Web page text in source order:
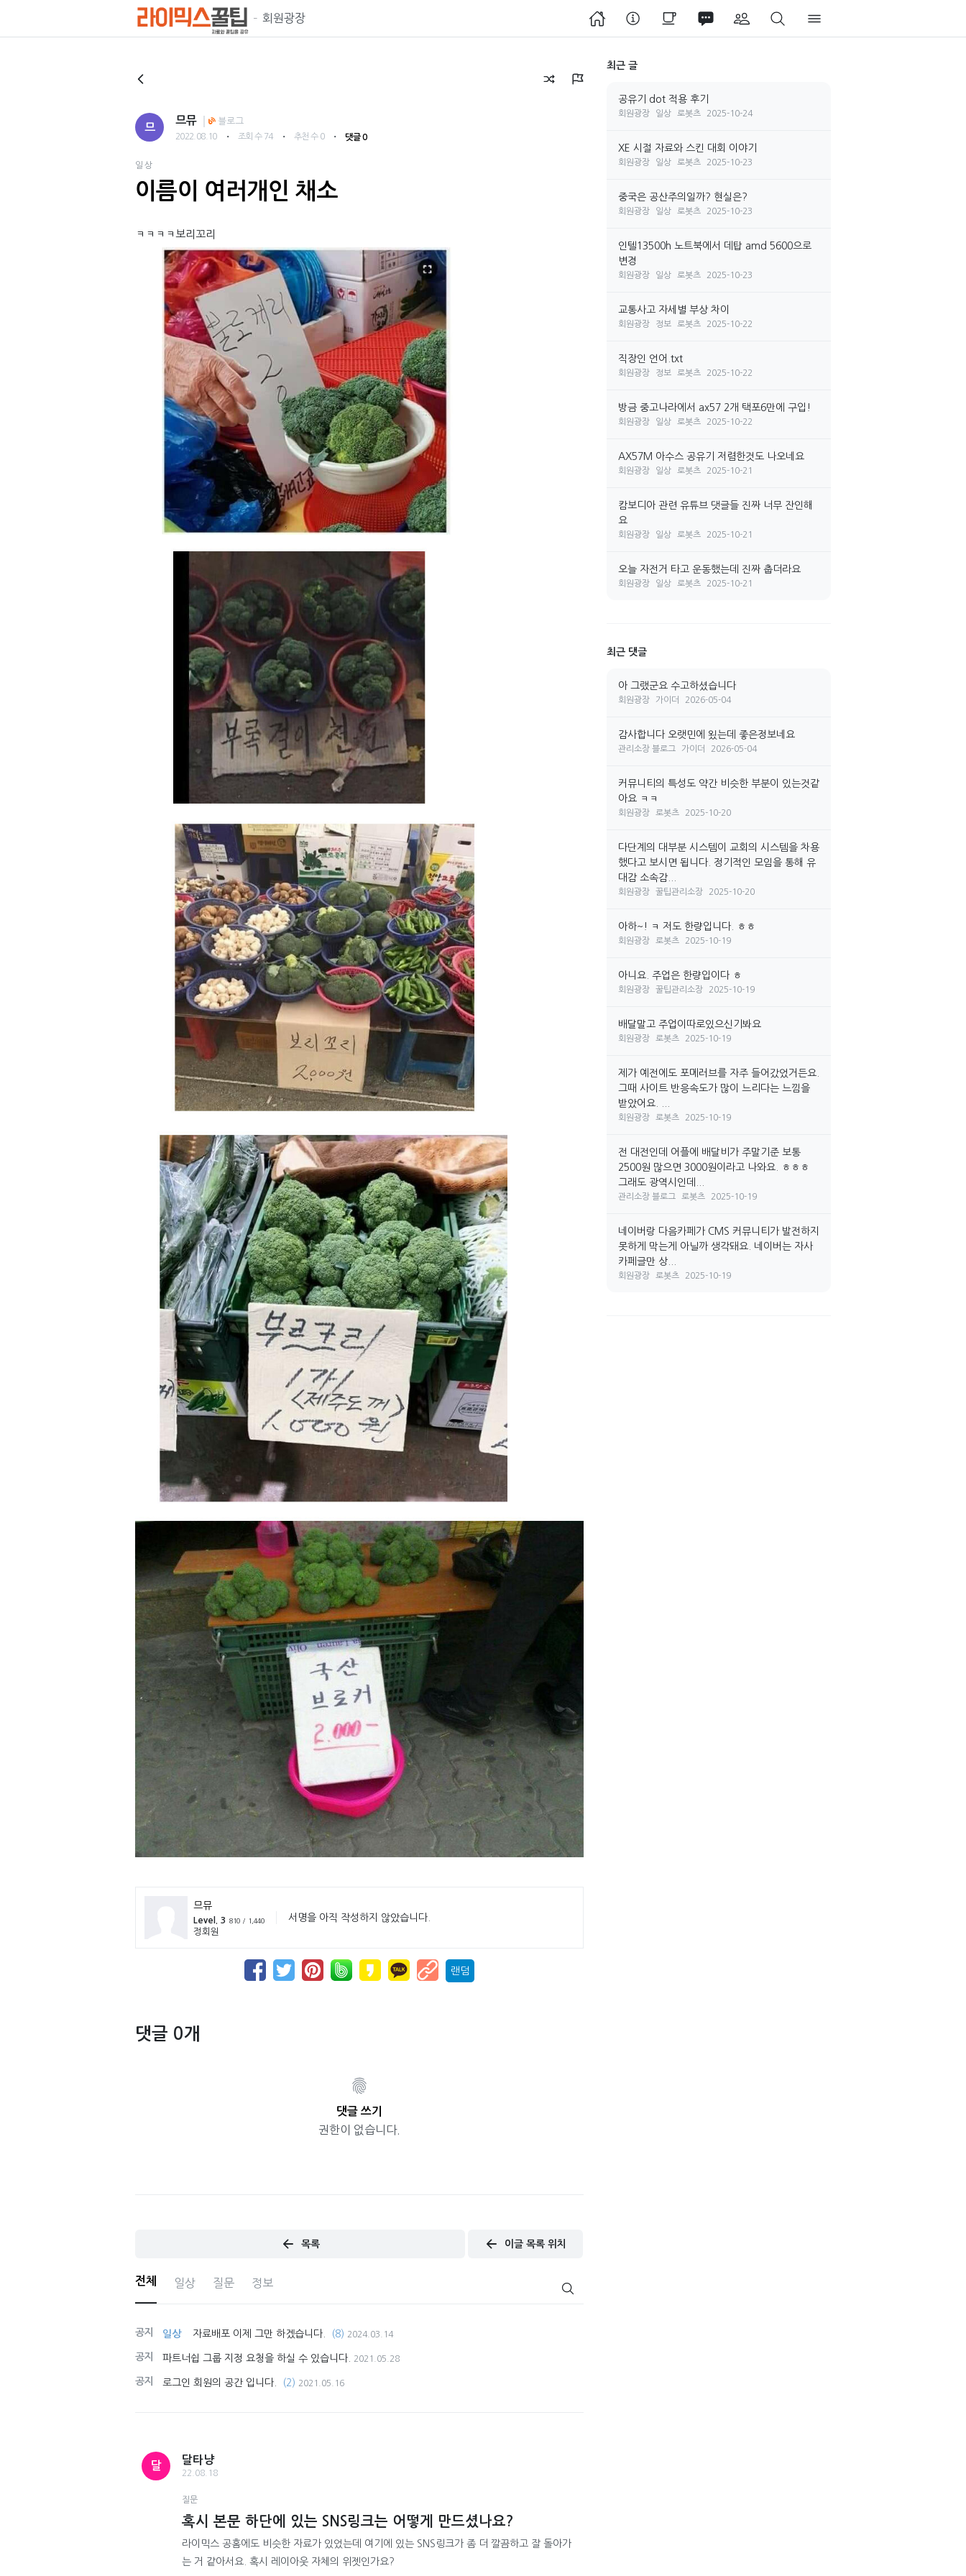
회원광장
므
므뮤 블로그
2022.08.10 ・ 조회 수 74 ・ 추천 수 0 ・ 댓글 0
일상
이름이 여러개인 채소
ㅋㅋㅋㅋ보리꼬리
므뮤
Level. 3 810 / 1,440
정회원
서명을 아직 작성하지 않았습니다.
랜덤
댓글 0개
댓글 쓰기
권한이 없습니다.
목록 이글 목록 위치
전체 일상 질문 정보
공지 일상 자료배포 이제 그만 하겠습니다. (8) 2024.03.14
공지 파트너쉽 그룹 지정 요청을 하실 수 있습니다. 2021.05.28
공지 로그인 회원의 공간 입니다. (2) 2021.05.16
달
달타냥
22.08.18
질문
혹시 본문 하단에 있는 SNS링크는 어떻게 만드셨나요?
라이믹스 공홈에도 비슷한 자료가 있었는데 여기에 있는 SNS링크가 좀 더 깔끔하고 잘 돌아가
는 거 같아서요. 혹시 레이아웃 자체의 위젯인가요?
최근 글
공유기 dot 적용 후기
회원광장 일상 로봇츠 2025-10-24
XE 시절 자료와 스킨 대회 이야기
회원광장 일상 로봇츠 2025-10-23
중국은 공산주의일까? 현실은?
회원광장 일상 로봇츠 2025-10-23
인텔13500h 노트북에서 데탑 amd 5600으로
변경
회원광장 일상 로봇츠 2025-10-23
교통사고 자세별 부상 차이
회원광장 정보 로봇츠 2025-10-22
직장인 언어.txt
회원광장 정보 로봇츠 2025-10-22
방금 중고나라에서 ax57 2개 택포6만에 구입!
회원광장 일상 로봇츠 2025-10-22
AX57M 아수스 공유기 저렴한것도 나오네요
회원광장 일상 로봇츠 2025-10-21
캄보디아 관련 유튜브 댓글들 진짜 너무 잔인해
요
회원광장 일상 로봇츠 2025-10-21
오늘 자전거 타고 운동했는데 진짜 춥더라요
회원광장 일상 로봇츠 2025-10-21
최근 댓글
아 그랬군요 수고하셨습니다
회원광장 가이더 2026-05-04
감사합니다 오랫민에 욌는데 좋은정보네요
관리소장 블로그 가이더 2026-05-04
커뮤니티의 특성도 약간 비슷한 부분이 있는것같
아요 ㅋㅋ
회원광장 로봇츠 2025-10-20
다단계의 대부분 시스템이 교회의 시스템을 차용
했다고 보시면 됩니다. 정기적인 모임을 통해 유
대감 소속감...
회원광장 꿀팁관리소장 2025-10-20
아하~! ㅋ 저도 한량입니다. ㅎㅎ
회원광장 로봇츠 2025-10-19
아니요. 주업은 한량입이다 ㅎ
회원광장 꿀팁관리소장 2025-10-19
배달말고 주업이따로있으신기봐요
회원광장 로봇츠 2025-10-19
제가 예전에도 포메러브를 자주 들어갔었거든요.
그때 사이트 반응속도가 많이 느리다는 느낌을
받았어요. ...
회원광장 로봇츠 2025-10-19
전 대전인데 어플에 배달비가 주말기준 보통
2500원 많으면 3000원이라고 나와요. ㅎㅎㅎ
그래도 광역시인데...
관리소장 블로그 로봇츠 2025-10-19
네이버랑 다음카페가 CMS 커뮤니티가 발전하지
못하게 막는게 아닐까 생각돼요. 네이버는 자사
카페글만 상...
회원광장 로봇츠 2025-10-19